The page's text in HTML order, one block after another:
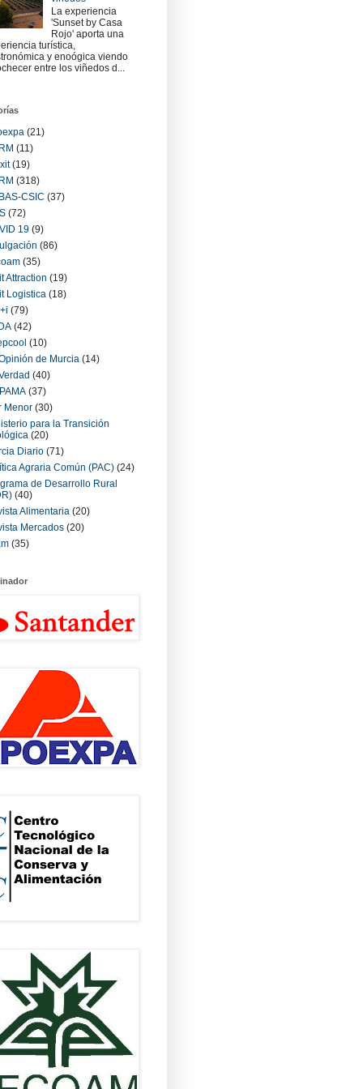
La experiencia
'Sunset by Casa
Rojo' aporta una
turística,
y enoógica viendo
entre los viñedos d...
(21)
(11)
(19)
(318)
CSIC (37)
(72)
19 (9)
(86)
(35)
Attraction (19)
Logistica (18)
(79)
(42)
(10)
de Murcia (14)
(40)
(37)
Menor (30)
para la Transición
(20)
Diario (71)
Agraria Común (PAC) (24)
de Desarrollo Rural
(40)
Alimentaria (20)
Mercados (20)
(35)